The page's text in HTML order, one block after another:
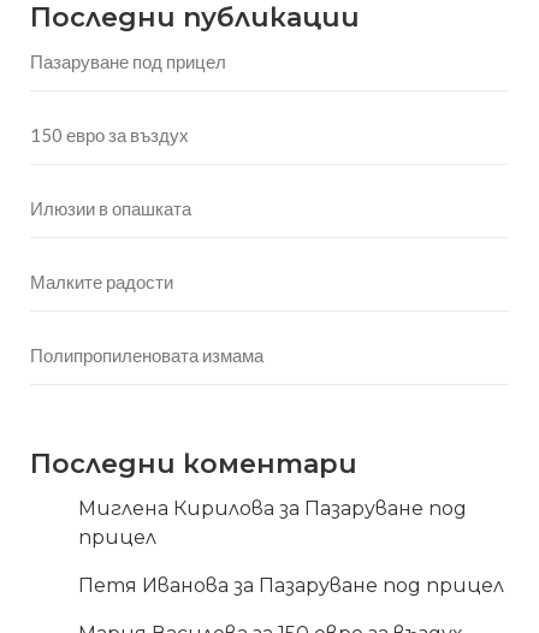
Последни публикации
Пазаруване под прицел
150 евро за въздух
Илюзии в опашката
Малките радости
Полипропиленовата измама
Последни коментари
Миглена Кирилова за Пазаруване под
прицел
Петя Иванова за Пазаруване под прицел